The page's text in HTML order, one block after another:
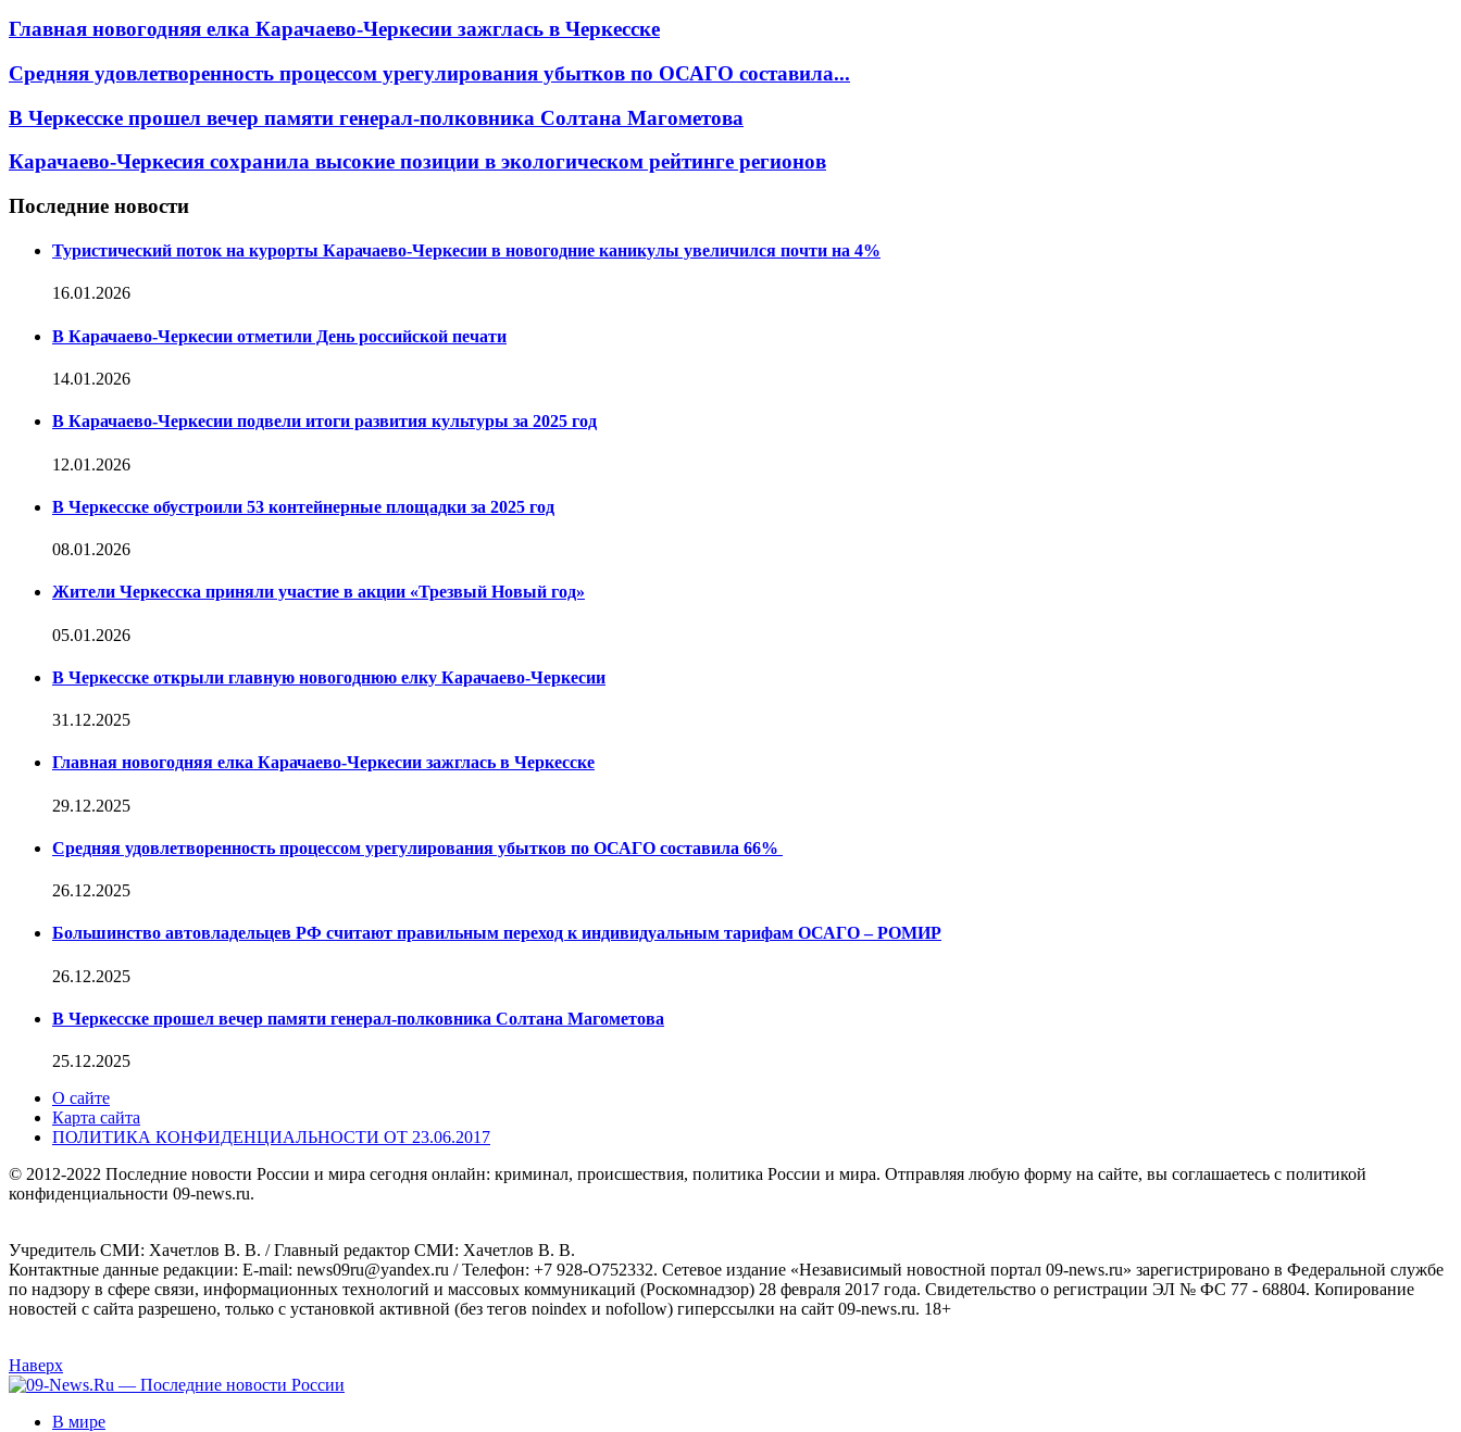
Главная новогодняя елка Карачаево-Черкесии зажглась в Черкесске
Средняя удовлетворенность процессом урегулирования убытков по ОСАГО составила...
В Черкесске прошел вечер памяти генерал-полковника Солтана Магометова
Карачаево-Черкесия сохранила высокие позиции в экологическом рейтинге регионов
Последние новости
Туристический поток на курорты Карачаево-Черкесии в новогодние каникулы увеличился почти на 4%
16.01.2026
В Карачаево-Черкесии отметили День российской печати
14.01.2026
В Карачаево-Черкесии подвели итоги развития культуры за 2025 год
12.01.2026
В Черкесске обустроили 53 контейнерные площадки за 2025 год
08.01.2026
Жители Черкесска приняли участие в акции «Трезвый Новый год»
05.01.2026
В Черкесске открыли главную новогоднюю елку Карачаево-Черкесии
31.12.2025
Главная новогодняя елка Карачаево-Черкесии зажглась в Черкесске
29.12.2025
Средняя удовлетворенность процессом урегулирования убытков по ОСАГО составила 66%
26.12.2025
Большинство автовладельцев РФ считают правильным переход к индивидуальным тарифам ОСАГО – РОМИР
26.12.2025
В Черкесске прошел вечер памяти генерал-полковника Солтана Магометова
25.12.2025
О сайте
Карта сайта
ПОЛИТИКА КОНФИДЕНЦИАЛЬНОСТИ ОТ 23.06.2017
© 2012-2022 Последние новости России и мира сегодня онлайн: криминал, происшествия, политика России и мира. Отправляя любую форму на сайте, вы соглашаетесь с политикой
конфиденциальности 09-news.ru.
Учредитель СМИ: Хaчeтлoв B. B. / Главный редактор СМИ: Хaчeтлoв B. B.
Контактные данные редакции: E-mail: news09ru@yandex.ru / Телефон: +7 928-O752332. Сетевое издание «Независимый новостной портал 09-news.ru» зарегистрировано в Федеральной службе
по надзору в сфере связи, информационных технологий и массовых коммуникаций (Роскомнадзор) 28 февраля 2017 года. Свидетельство о регистрации ЭЛ № ФС 77 - 68804. Копирование
новостей с сайта разрешено, только с установкой активной (без тегов noindex и nofollow) гиперссылки на сайт 09-news.ru. 18+
Наверх
В мире